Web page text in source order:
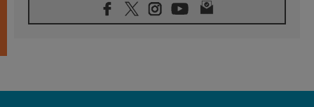
08.08.2026
León XIV visitará el Santuario de la Madre
07.08.2026